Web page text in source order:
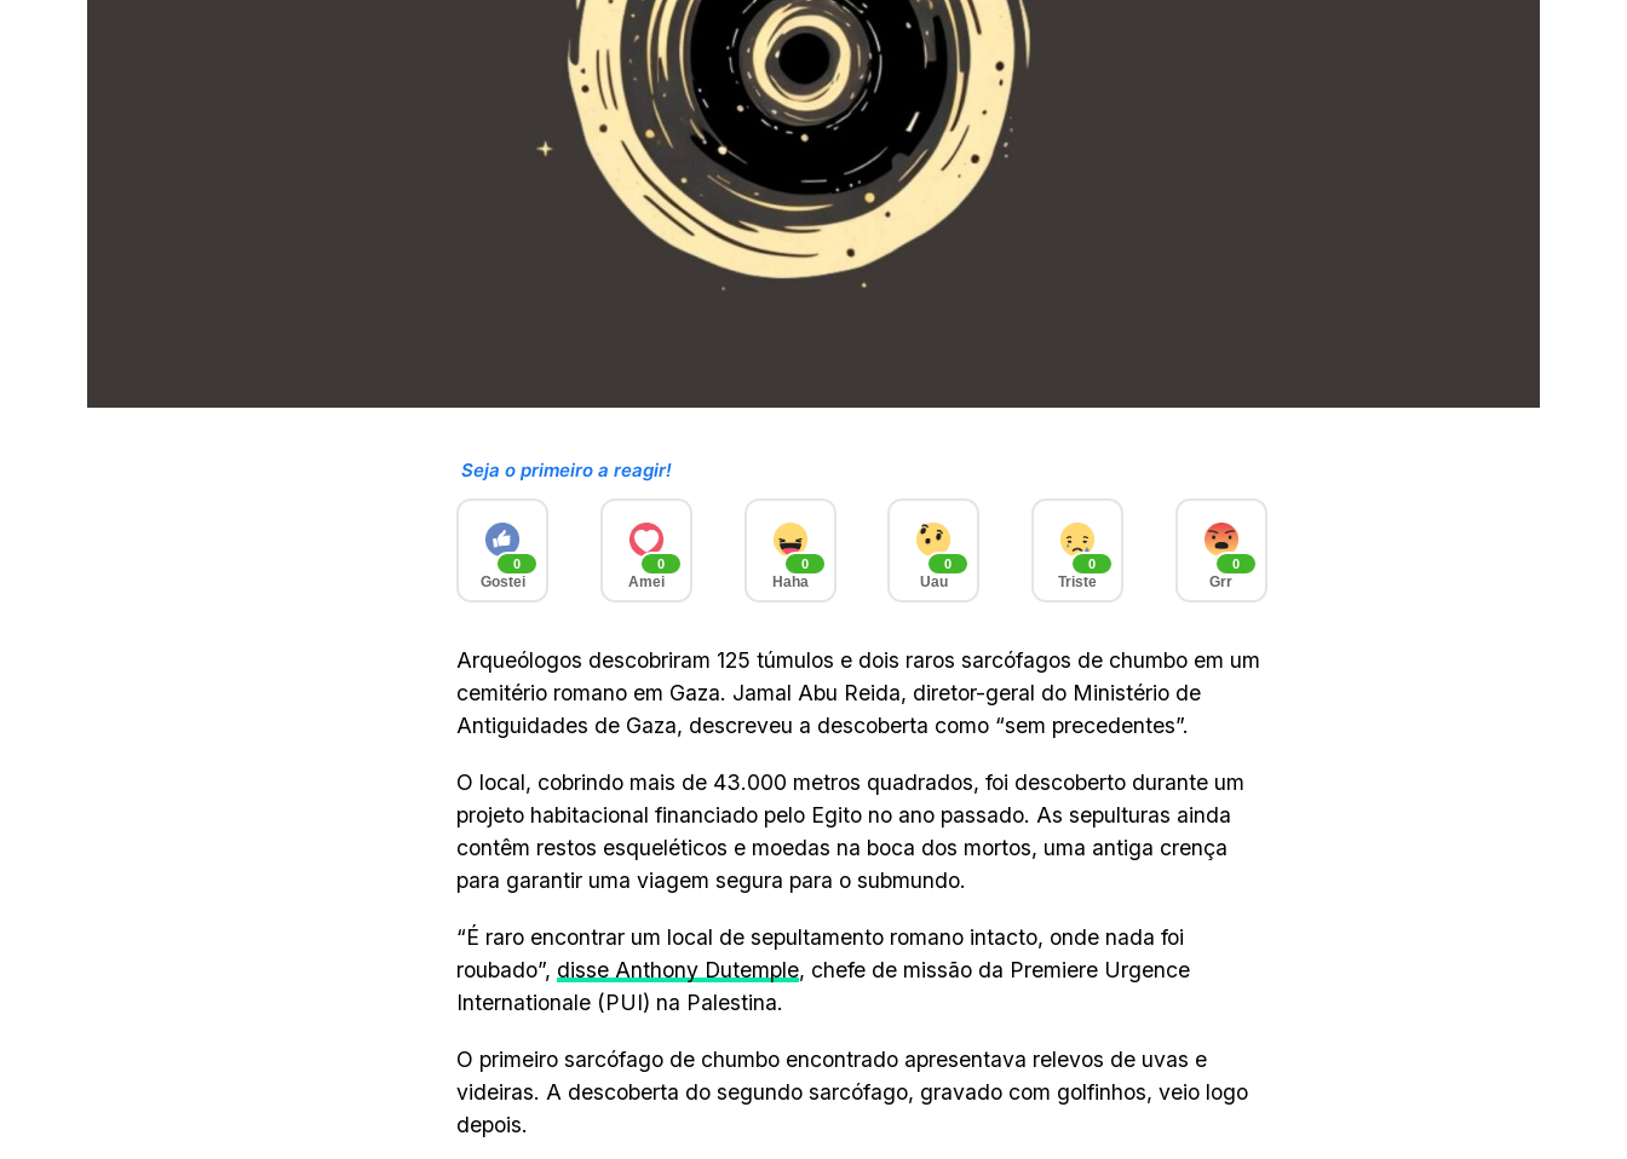
Seja o primeiro a reagir!
0
Gostei
0
Amei
0
Haha
0
Uau
0
Triste
0
Grr
Arqueólogos descobriram 125 túmulos e dois raros sarcófagos de chumbo em um
cemitério romano em Gaza. Jamal Abu Reida, diretor-geral do Ministério de
Antiguidades de Gaza, descreveu a descoberta como “sem precedentes”.
O local, cobrindo mais de 43.000 metros quadrados, foi descoberto durante um
projeto habitacional financiado pelo Egito no ano passado. As sepulturas ainda
contêm restos esqueléticos e moedas na boca dos mortos, uma antiga crença
para garantir uma viagem segura para o submundo.
“É raro encontrar um local de sepultamento romano intacto, onde nada foi
roubado”, disse Anthony Dutemple, chefe de missão da Premiere Urgence
Internationale (PUI) na Palestina.
O primeiro sarcófago de chumbo encontrado apresentava relevos de uvas e
videiras. A descoberta do segundo sarcófago, gravado com golfinhos, veio logo
depois.